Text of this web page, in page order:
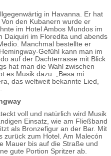
in Havanna. Er hat
den Kubanern wurde er
im Hotel Ambos Mundos im
Daiquiri im Floredita und abends
Manchmal bestellte er
Gefühl kann man im
auf der Dachterrasse mit Blick
hat man die Wahl zwischen
es Musik dazu. „Besa mi
das weltweit bekannte Lied,
voll und natürlich wird Musik
Einsatz, wie am Fließband
als Bronzefigur an der Bar. Mit
zurück zum Hotel. Am Malecón
Mauer bis auf die Straße und
gute Portion Spritzer ab.